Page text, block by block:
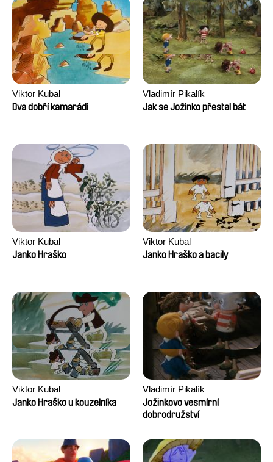
Viktor Kubal
Dva dobří kamarádi
Vladimír Pikalík
Jak se Jožinko přestal bát
Viktor Kubal
Janko Hraško
Viktor Kubal
Janko Hraško a bacily
Viktor Kubal
Janko Hraško u kouzelníka
Vladimír Pikalík
Jožinkovo vesmírní
dobrodružství